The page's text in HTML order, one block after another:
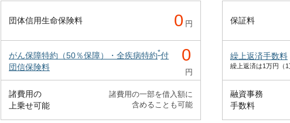
団体信用生命保険料 0 円
がん保障特約（50％保障）・全疾病特約*付
団信保険料
0
円
諸費用の
上乗せ可能
諸費用の一部を借入額に
含めることも可能
保証料
繰上返済手数料
繰上返済は1万円（1
融資事務
手数料